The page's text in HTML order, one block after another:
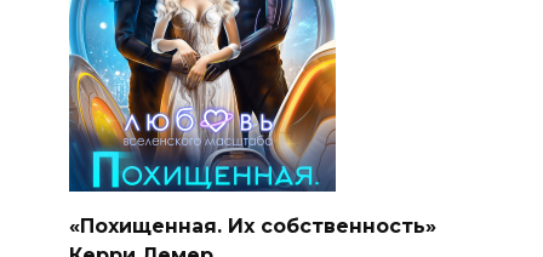
«Похищенная. Их собственность»